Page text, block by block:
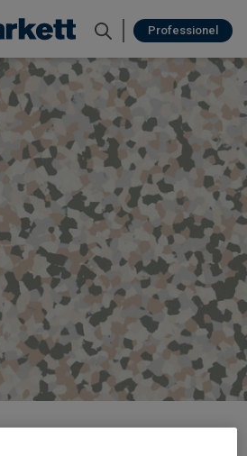
Professionel